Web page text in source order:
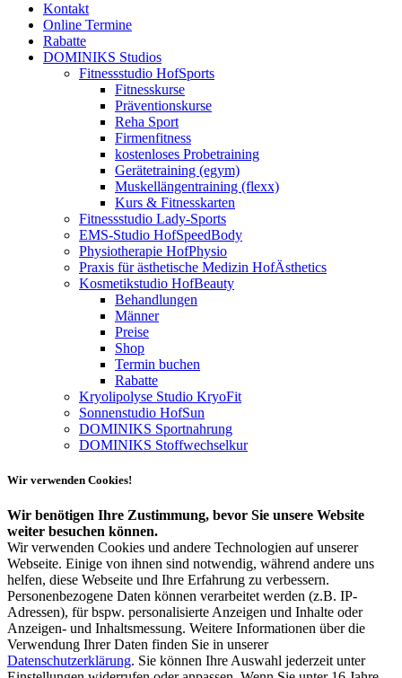
Kontakt
Online Termine
Rabatte
DOMINIKS Studios
Fitnessstudio HofSports
Fitnesskurse
Präventionskurse
Reha Sport
Firmenfitness
kostenloses Probetraining
Gerätetraining (egym)
Muskellängentraining (flexx)
Kurs & Fitnesskarten
Fitnessstudio Lady-Sports
EMS-Studio HofSpeedBody
Physiotherapie HofPhysio
Praxis für ästhetische Medizin HofÄsthetics
Kosmetikstudio HofBeauty
Behandlungen
Männer
Preise
Shop
Termin buchen
Rabatte
Kryolipolyse Studio KryoFit
Sonnenstudio HofSun
DOMINIKS Sportnahrung
DOMINIKS Stoffwechselkur
Wir verwenden Cookies!
Wir benötigen Ihre Zustimmung, bevor Sie unsere Website
weiter besuchen können.
Wir verwenden Cookies und andere Technologien auf unserer
Webseite. Einige von ihnen sind notwendig, während andere uns
helfen, diese Webseite und Ihre Erfahrung zu verbessern.
Personenbezogene Daten können verarbeitet werden (z.B. IP-
Adressen), für bspw. personalisierte Anzeigen und Inhalte oder
Anzeigen- und Inhaltsmessung. Weitere Informationen über die
Verwendung Ihrer Daten finden Sie in unserer
Datenschutzerklärung. Sie können Ihre Auswahl jederzeit unter